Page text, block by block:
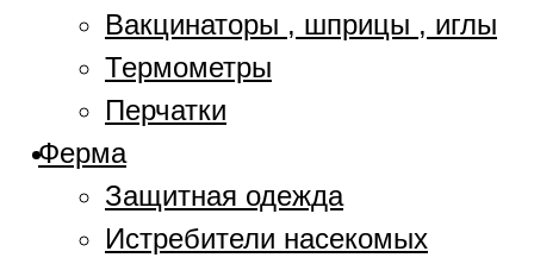
Вакцинаторы , шприцы , иглы
Термометры
Перчатки
Ферма
Защитная одежда
Истребители насекомых